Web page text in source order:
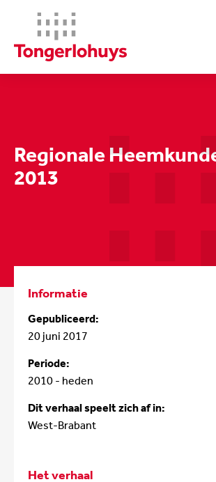
Regionale
2013
Het verhaal
Informatie
Gepubliceerd:
20 juni 2017
Periode:
2010 - heden
Dit verhaal speelt zich af in:
West-Brabant